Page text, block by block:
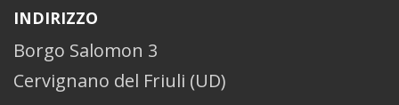
INDIRIZZO
Borgo Salomon 3
Cervignano del Friuli (UD)